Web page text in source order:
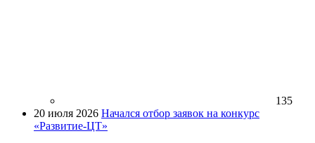
135
20 июля 2026 Начался отбор заявок на конкурс
«Развитие-ЦТ»